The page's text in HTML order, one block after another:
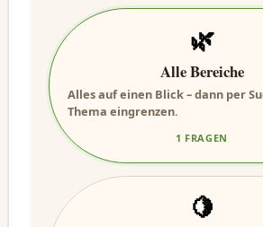
🌿
Alle Bereiche
Alles auf einen Blick – dann per
Thema eingrenzen.
1 FRAGEN
🍋